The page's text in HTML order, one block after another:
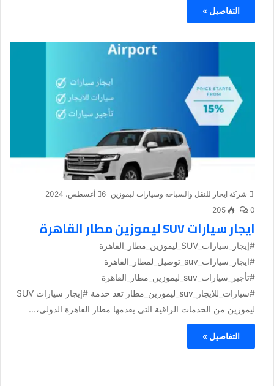
التفاصيل »
شركة ايجار للنقل والسياحه وسيارات ليموزين 6 أغسطس، 2024
0
205
ايجار سيارات SUV ليموزين مطار القاهرة
#إيجار_سيارات_SUV_ليموزين_مطار_القاهرة
#ايجار_سيارات_suv_توصيل_لمطار_القاهرة
#تأجير_سيارات_suv_ليموزين_مطار_القاهرة
#سيارات_للايجار_suv_ليموزين_مطار تعد خدمة #إيجار سيارات SUV
ليموزين من الخدمات الراقية التي يقدمها مطار القاهرة الدولي،...
التفاصيل »